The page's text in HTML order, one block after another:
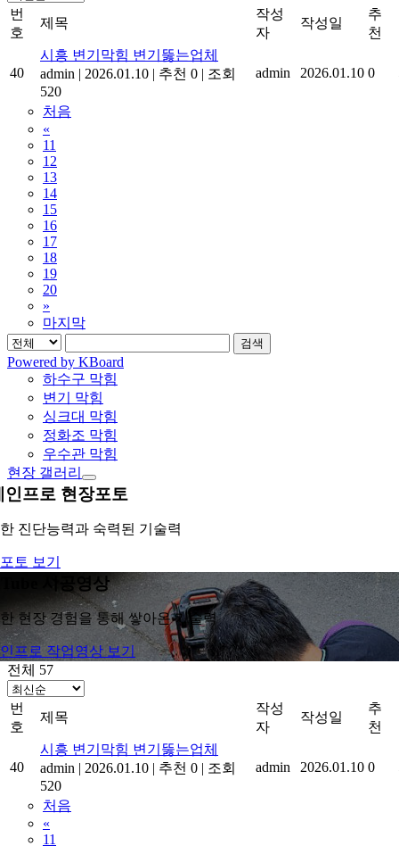
번
호
제목
작성
자
작성일
추
천
40
시흥 변기막힘 변기뚫는업체
admin | 2026.01.10 | 추천 0 | 조회
520
admin 2026.01.10 0
처음
«
11
12
13
14
15
16
17
18
19
20
»
마지막
검색
Powered by KBoard
하수구 막힘
변기 막힘
싱크대 막힘
정화조 막힘
우수관 막힘
현장 갤러리
인프로 현장포토
진단능력과 숙력된 기술력
토 보기
시공영상
현장 경험을 통해 쌓아온 기술력
프로 작업영상 보기
전체 57
번
호
제목
작성
자
작성일
추
천
40
시흥 변기막힘 변기뚫는업체
admin | 2026.01.10 | 추천 0 | 조회
520
admin 2026.01.10 0
처음
«
11